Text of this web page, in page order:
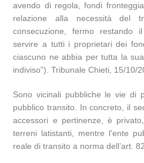
avendo di regola, fondi
relazione alla necessità del
consecuzione, fermo restando
servire a tutti i proprietari dei
ciascuno ne abbia per tutta la
indiviso”). Tribunale Chieti, 15/10/
Sono vicinali pubbliche le vie di
pubblico transito. In concreto, il
accessori e pertinenze, è
terreni latistanti, mentre l’ente
reale di transito a norma dell’art.